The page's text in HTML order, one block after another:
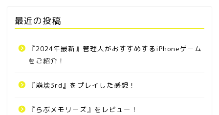
最近の投稿
『2024年最新』管理人がおすすめするiPhoneゲーム
をご紹介！
『崩壊3rd』をプレイした感想！
『らぶメモリーズ』をレビュー！